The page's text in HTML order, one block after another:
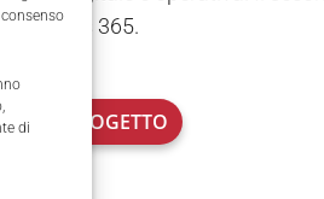
di
365.
DEL PROGETTO